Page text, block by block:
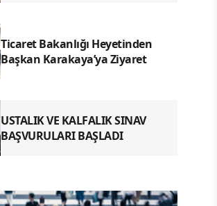
Ticaret Bakanlığı Heyetinden
Başkan Karakaya’ya Ziyaret
USTALIK VE KALFALIK SINAV
BAŞVURULARI BAŞLADI